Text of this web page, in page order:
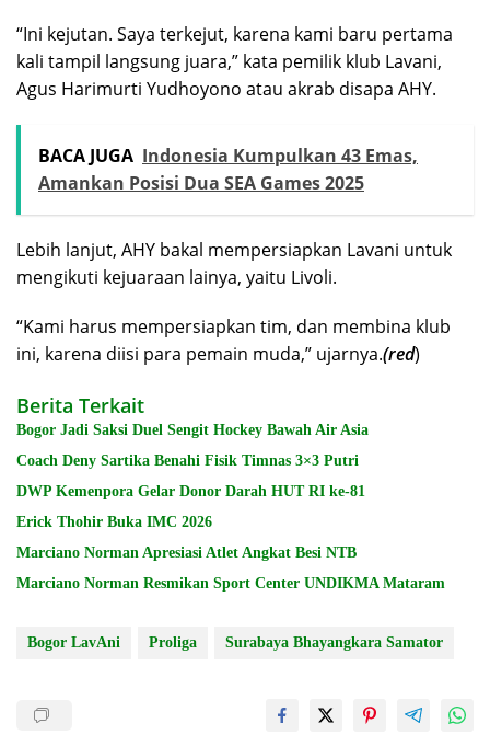
“Ini kejutan. Saya terkejut, karena kami baru pertama
kali tampil langsung juara,” kata pemilik klub Lavani,
Agus Harimurti Yudhoyono atau akrab disapa AHY.
BACA JUGA Indonesia Kumpulkan 43 Emas,
Amankan Posisi Dua SEA Games 2025
Lebih lanjut, AHY bakal mempersiapkan Lavani untuk
mengikuti kejuaraan lainya, yaitu Livoli.
“Kami harus mempersiapkan tim, dan membina klub
ini, karena diisi para pemain muda,” ujarnya.(red)
Berita Terkait
Bogor Jadi Saksi Duel Sengit Hockey Bawah Air Asia
Coach Deny Sartika Benahi Fisik Timnas 3×3 Putri
DWP Kemenpora Gelar Donor Darah HUT RI ke-81
Erick Thohir Buka IMC 2026
Marciano Norman Apresiasi Atlet Angkat Besi NTB
Marciano Norman Resmikan Sport Center UNDIKMA Mataram
Bogor LavAni Proliga Surabaya Bhayangkara Samator